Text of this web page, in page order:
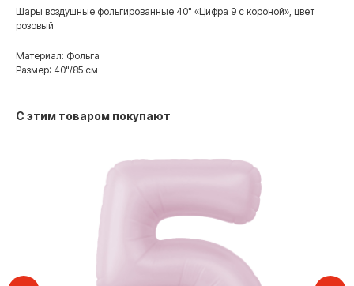
Шары воздушные фольгированные 40" «Цифра 9 с короной», цвет
розовый
Материал: Фольга
Размер: 40"/85 см
С этим товаром покупают